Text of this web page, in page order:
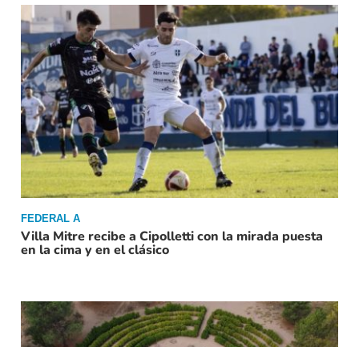
FEDERAL A
Villa Mitre recibe a Cipolletti con la mirada puesta
en la cima y en el clásico